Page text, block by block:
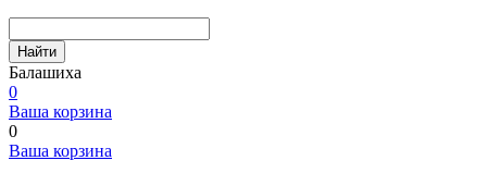
Найти
Балашиха
0
Ваша корзина
0
Ваша корзина